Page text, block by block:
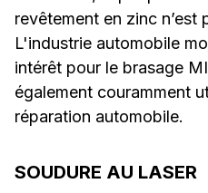
revêtement en zinc n’est
L'industrie automobile
intérêt pour le brasage
également couramment
réparation automobile.
SOUDURE AU LASER